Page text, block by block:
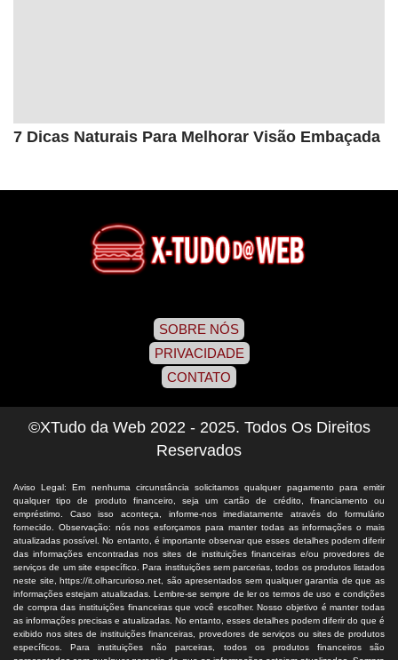
7 Dicas Naturais Para Melhorar Visão Embaçada
SOBRE NÓS
PRIVACIDADE
CONTATO
©XTudo da Web 2022 - 2025. Todos Os Direitos
Reservados
Aviso Legal: Em nenhuma circunstância solicitamos qualquer pagamento para emitir
qualquer tipo de produto financeiro, seja um cartão de crédito, financiamento ou
empréstimo. Caso isso aconteça, informe-nos imediatamente através do formulário
fornecido. Observação: nós nos esforçamos para manter todas as informações o mais
atualizadas possível. No entanto, é importante observar que esses detalhes podem diferir
das informações encontradas nos sites de instituições financeiras e/ou provedores de
serviços de um site específico. Para instituições sem parcerias, todos os produtos listados
neste site, https://it.olharcurioso.net, são apresentados sem qualquer garantia de que as
informações estejam atualizadas. Lembre-se sempre de ler os termos de uso e condições
de compra das instituições financeiras que você escolher. Nosso objetivo é manter todas
as informações precisas e atualizadas. No entanto, esses detalhes podem diferir do que é
exibido nos sites de instituições financeiras, provedores de serviços ou sites de produtos
específicos. Para instituições não parceiras, todos os produtos financeiros são